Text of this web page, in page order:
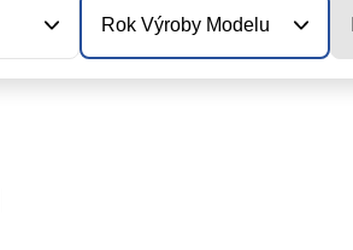
Rok Výroby Modelu